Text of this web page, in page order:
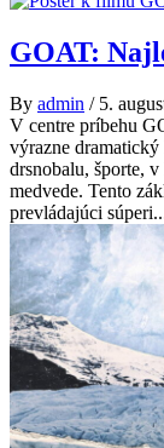
GOAT:
By admin / 5.
V centre príbehu
výrazne
drsnobalu, športe,
medvede. Tento
prevládajúci